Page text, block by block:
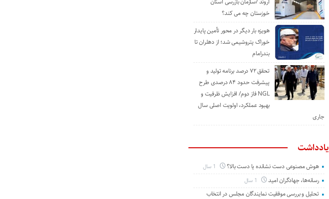
خوزستان چه می کند؟
هویزه بار دیگر در محور تأمین پایدار
خوراک پتروشیمی شد؛ از دهلران تا
بندرامام
تحقق ۷۲ درصد برنامه تولید و
پیشرفت حدود ۸۴ درصدی طرح
NGL فاز دوم/ افزایش ظرفیت و
بهبود عملکرد، اولویت اصلی سال
جاری
یادداشت
هوش مصنوعی دست نشانده یا دست بالا؟
رسانه‌ها، جهادگران امید
تحلیل و بررسی موفقیت نمایندگان مجلس در انتخاب